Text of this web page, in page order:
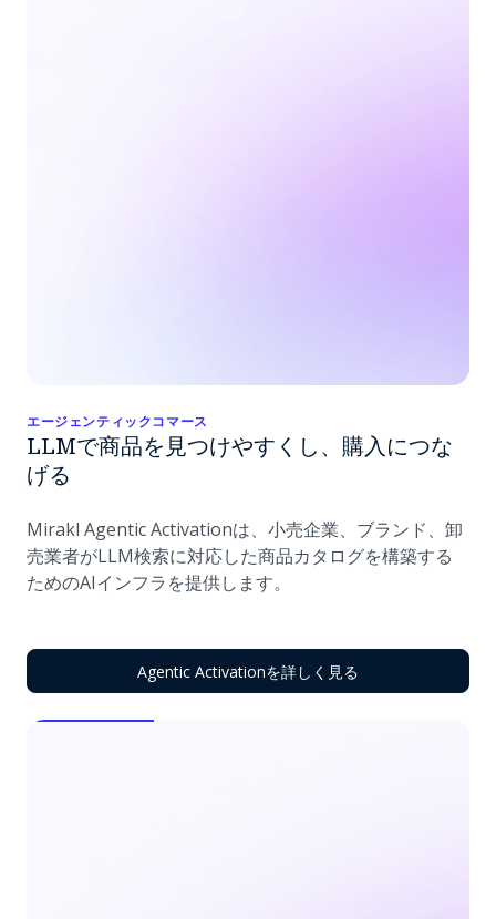
エージェンティックコマース
LLMで商品を見つけやすくし、購入につな
げる
Mirakl Agentic Activationは、小売企業、ブランド、卸
売業者がLLM検索に対応した商品カタログを構築する
ためのAIインフラを提供します。
Agentic Activationを詳しく見る